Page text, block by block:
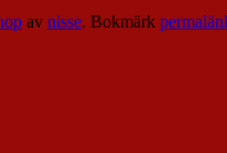
av nisse. Bokmärk